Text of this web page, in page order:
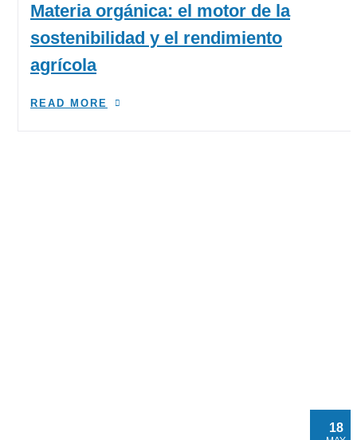
Materia orgánica: el motor de la
sostenibilidad y el rendimiento
agrícola
READ MORE
18